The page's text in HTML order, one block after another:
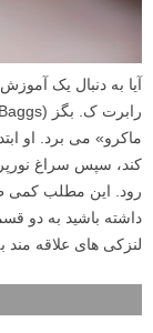
آیا به دنبال یک
ماکرو» می برد. او
کند، سپس سراغ
رود. این مطلب کمی
داشته باشید به دو
لنزکی های علاقه